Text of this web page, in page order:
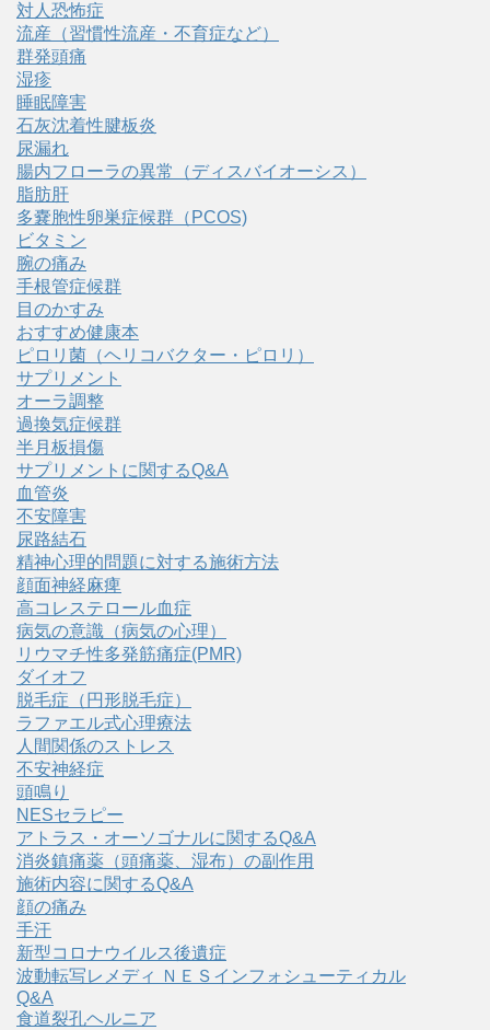
対人恐怖症
流産（習慣性流産・不育症など）
群発頭痛
湿疹
睡眠障害
石灰沈着性腱板炎
尿漏れ
腸内フローラの異常（ディスバイオーシス）
脂肪肝
多嚢胞性卵巣症候群（PCOS)
ビタミン
腕の痛み
手根管症候群
目のかすみ
おすすめ健康本
ピロリ菌（ヘリコバクター・ピロリ）
サプリメント
オーラ調整
過換気症候群
半月板損傷
サプリメントに関するQ&A
血管炎
不安障害
尿路結石
精神心理的問題に対する施術方法
顔面神経麻痺
高コレステロール血症
病気の意識（病気の心理）
リウマチ性多発筋痛症(PMR)
ダイオフ
脱毛症（円形脱毛症）
ラファエル式心理療法
人間関係のストレス
不安神経症
頭鳴り
NESセラピー
アトラス・オーソゴナルに関するQ&A
消炎鎮痛薬（頭痛薬、湿布）の副作用
施術内容に関するQ&A
顔の痛み
手汗
新型コロナウイルス後遺症
波動転写レメディ ＮＥＳインフォシューティカル
Q&A
食道裂孔ヘルニア